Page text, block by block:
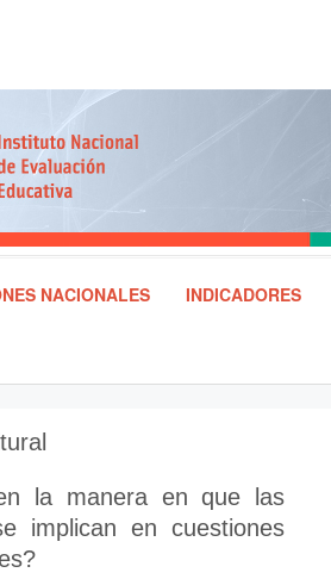
NACIONALES INDICADORES
la manera en que las
implican en cuestiones